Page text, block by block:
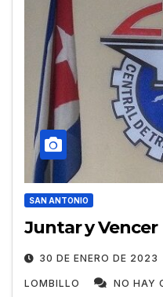
SAN ANTONIO
Juntar y Vencer
30 DE ENERO DE 2023
LOMBILLO NO HAY